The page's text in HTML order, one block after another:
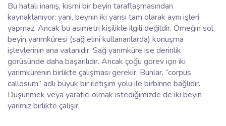
Bu hatalı inanış, kısmi bir beyin taraflaşmasından
kaynaklanıyor; yani, beynin iki yarısı tam olarak aynı işleri
yapmaz. Ancak bu asimetri kişilikle ilgili değildir. Örneğin sol
beyin yarımküresi (sağ elini kullananlarda) konuşma
işlevlerinin ana vatanıdır. Sağ yarımküre ise derinlik
görüsünde daha başarılıdır. Ancak çoğu görev için iki
yarımkürenin birlikte çalışması gerekir. Bunlar, “corpus
callosum” adlı büyük bir iletişim yolu ile birbirine bağlıdır.
Düşünmek veya yaratıcı olmak istediğimizde de iki beyin
yarımız birlikte çalışır.